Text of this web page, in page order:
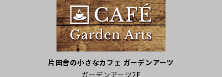
片田舎の小さなカフェ ガーデンアーツ
ガーデンアーツ2F